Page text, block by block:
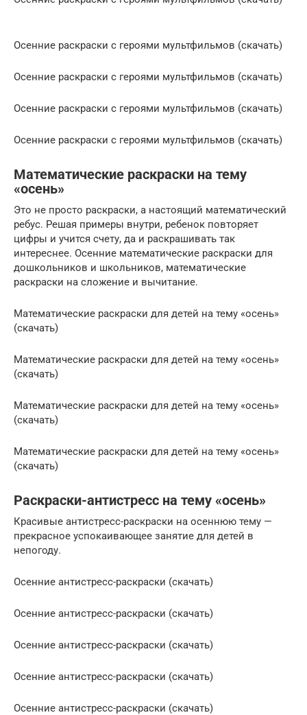
Осенние раскраски с героями мультфильмов (скачать)
Осенние раскраски с героями мультфильмов (скачать)
Осенние раскраски с героями мультфильмов (скачать)
Осенние раскраски с героями мультфильмов (скачать)
Математические раскраски на тему
«осень»
Это не просто раскраски, а настоящий математический
ребус. Решая примеры внутри, ребенок повторяет
цифры и учится счету, да и раскрашивать так
интереснее. Осенние математические раскраски для
дошкольников и школьников, математические
раскраски на сложение и вычитание.
Математические раскраски для детей на тему «осень»
(скачать)
Математические раскраски для детей на тему «осень»
(скачать)
Математические раскраски для детей на тему «осень»
(скачать)
Математические раскраски для детей на тему «осень»
(скачать)
Раскраски-антистресс на тему «осень»
Красивые антистресс-раскраски на осеннюю тему —
прекрасное успокаивающее занятие для детей в
непогоду.
Осенние антистресс-раскраски (скачать)
Осенние антистресс-раскраски (скачать)
Осенние антистресс-раскраски (скачать)
Осенние антистресс-раскраски (скачать)
Осенние антистресс-раскраски (скачать)